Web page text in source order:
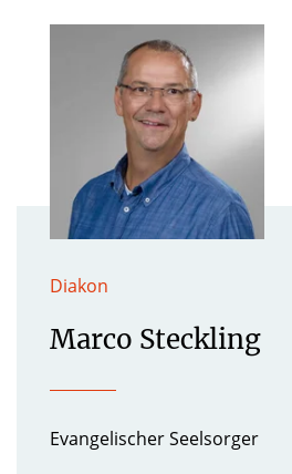
Diakon
Marco Steckling
Evangelischer Seelsorger